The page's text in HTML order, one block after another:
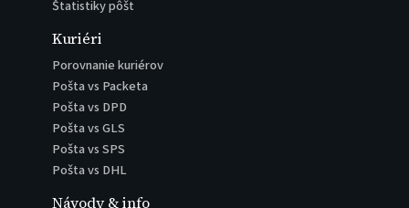
Štatistiky pôšt
Kuriéri
Porovnanie kuriérov
Pošta vs Packeta
Pošta vs DPD
Pošta vs GLS
Pošta vs SPS
Pošta vs DHL
Návody & info